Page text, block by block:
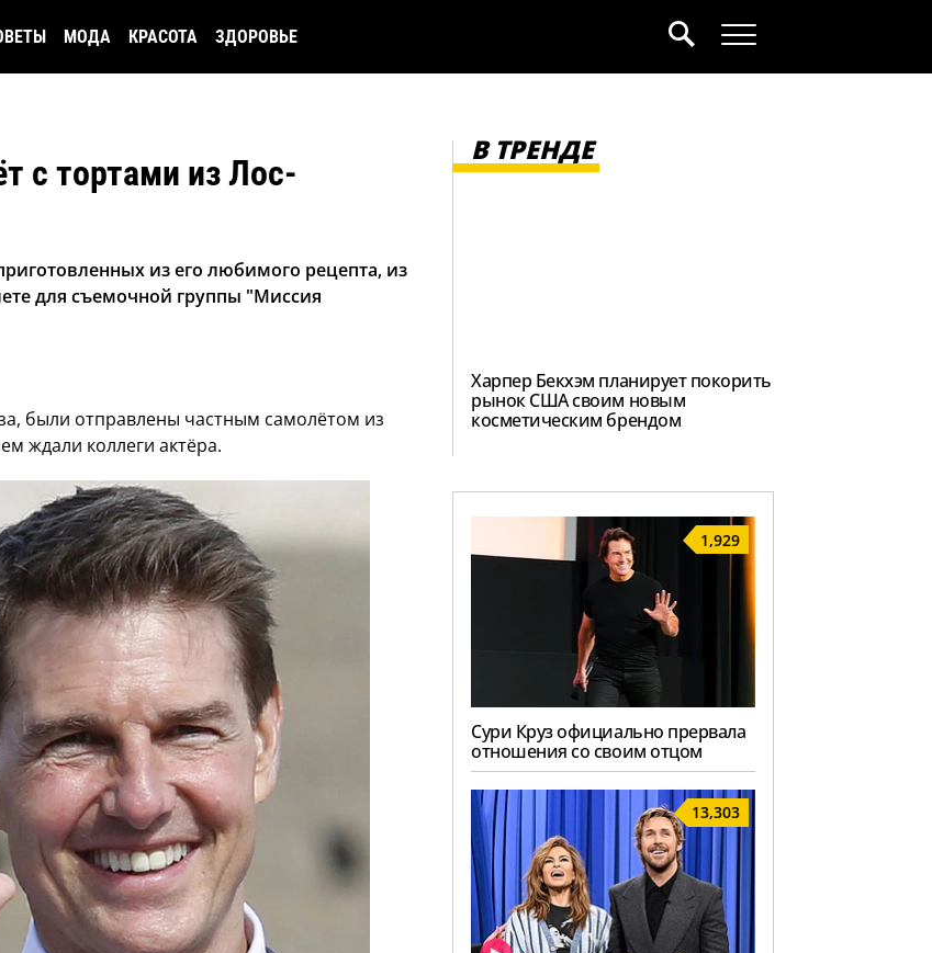
МОДА КРАСОТА ЗДОРОВЬЕ
с тортами из Лос-
из его любимого рецепта, из
для съемочной группы "Миссия
были отправлены частным самолётом из
ждали коллеги актёра.
В ТРЕНДЕ
Харпер Бекхэм планирует покорить
рынок США своим новым
косметическим брендом
1,929
Сури Круз официально прервала
отношения со своим отцом
13,303